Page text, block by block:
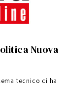
Nuova
tecnico ci ha